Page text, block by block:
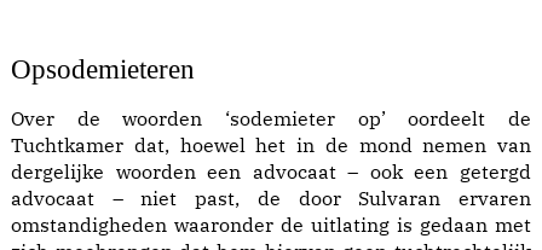
Opsodemieteren
Over de woorden ‘sodemieter op’ oordeelt de
Tuchtkamer dat, hoewel het in de mond nemen van
dergelijke woorden een advocaat – ook een getergd
advocaat – niet past, de door Sulvaran ervaren
omstandigheden waaronder de uitlating is gedaan met